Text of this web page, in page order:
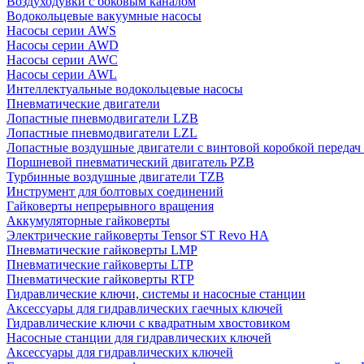
Водокольцевые вакуумные насосы
Насосы серии AWS
Насосы серии AWD
Насосы серии AWC
Насосы серии AWL
Интеллектуальные водокольцевые насосы
Пневматические двигатели
Лопастные пневмодвигатели LZB
Лопастные пневмодвигатели LZL
Лопастные воздушные двигатели с винтовой коробкой
Поршневой пневматический двигатель PZB
Турбинные воздушные двигатели TZB
Инструмент для болтовых соединений
Гайковерты непрерывного вращения
Аккумуляторные гайковерты
Электрические гайковерты Tensor ST Revo HA
Пневматические гайковерты LMP
Пневматические гайковерты LTP
Пневматические гайковерты RTP
Гидравлические ключи, системы и насосные станции
Аксессуары для гидравлических гаечных ключей
Гидравлические ключи с квадратным хвостовиком
Насосные станции для гидравлических ключей
Аксессуары для гидравлических ключей